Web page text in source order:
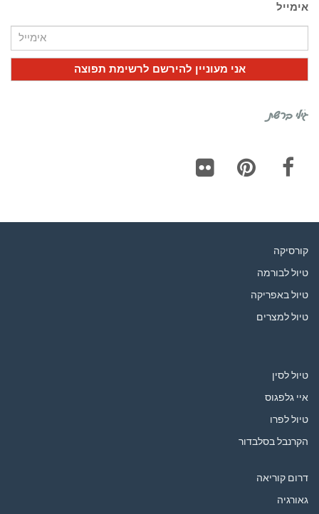
אימייל
גילי ברשת
קורסיקה
טיול לבורמה
טיול באפריקה
טיול למצרים
טיול לסין
איי גלפגוס
טיול לפרו
הקרנבל בסלבדור
דרום קוריאה
גאורגיה